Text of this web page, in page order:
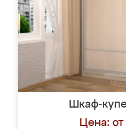
Шкаф-
Цена: